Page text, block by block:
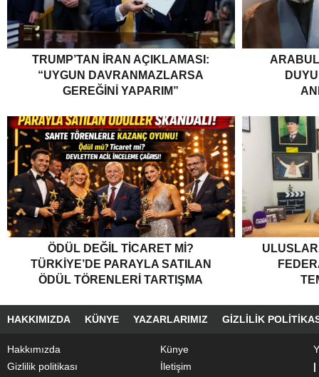
TRUMP’TAN İRAN AÇIKLAMASI:
“UYGUN DAVRANMAZLARSA
GEREĞINI YAPARIM”
ÖDÜL DEĞIL TICARET MI?
TÜRKIYE’DE PARAYLA SATILAN
ÖDÜL TÖRENLERI TARTIŞMA
HAKKIMIZDA KÜNYE YAZARLARIMIZ GIZLILIK
Hakkımızda Künye
Gizlilik politikası
İletişim |